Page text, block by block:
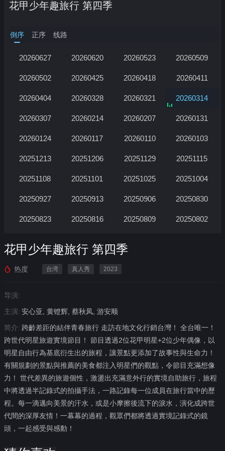
正在加载…
花甲少年趣旅行 第四季
倒序 正序 线路
20260627 20260620 20260523 20260509
20260502 20260425 20260418 20260411
20260404 20260328 20260321 20260314
20260307 20260214 20260207 20260131
20260124 20260117 20260110 20260103
20251213 20251206 20251129 20251115
20251108 20251101 20251025 20251004
20250927 20250913 20250906 20250830
20250823 20250816 20250809 20250802
花甲少年趣旅行 第四季
热度 台湾 真人秀 2023
导演:
主演: 安心亚, 黄镫辉, 蔡秋凤, 游安顺
简介: 跨齡差距的結伴青春旅行 走訪在地文化行銷台灣！ 全台唯一！
跨世代明星旅遊實境節目！ 節目透過2位花甲明星+2位少年偶像，以
明星自由行為基底衍生出的旅程，讓景點更添加了故事性與生命力！
有關規劃的景點與推薦的美食都注入明星們的觀點，令節目充滿想像
力！ 世代差異的旅遊個性，激盪出充滿意外行的實境自助旅行，旅程
中將透過半記錄式的拍攝手法，一路記錄每一位成員在旅行當中的歷
程。每一滴邁向美景的汗水，或是小摩擦後流下的淚水，演化成跨世
代間的深厚友情！一幕幕的過程，觀眾們都將透過實境記錄式的鏡
頭，一起感受與感動！